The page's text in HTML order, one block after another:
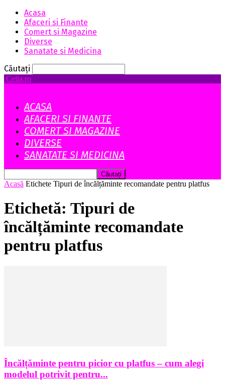
Acasa
Afaceri si Finante
Comert si Magazine
Diverse
Sanatate si Medicina
Căutați
Celia.ro
ACASA
AFACERI SI FINANTE
COMERT SI MAGAZINE
DIVERSE
SANATATE SI MEDICINA
Acasă Etichete Tipuri de încălțăminte recomandate pentru platfus
Etichetă: Tipuri de
încălțăminte recomandate
pentru platfus
Încălțăminte pentru picior cu platfus – cum alegi
modelul potrivit pentru...